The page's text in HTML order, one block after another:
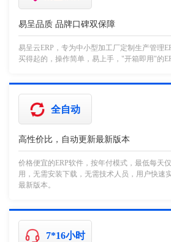
易呈品质 品牌口碑双保障
易呈云ERP，专为中小型加工厂定制生产管理
买得起的，操作简单，易上手，"开箱即用"的
全自动
高性价比，自动更新最新版本
价格便宜的ERP软件，按年付模式，最低每天
用，无需安装下载，无需技术人员，用户快速
最新版本。
7*16小时